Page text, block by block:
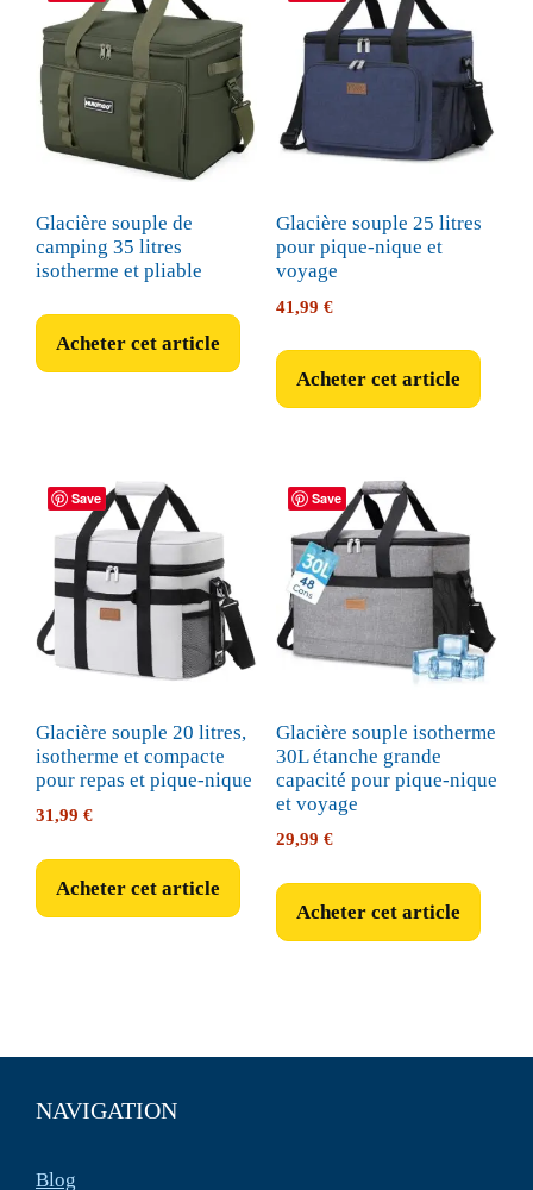
Glacière souple de
camping 35 litres
isotherme et pliable
Acheter cet article
Glacière souple 25 litres
pour pique-nique et
voyage
41,99 €
Acheter cet article
Save
Glacière souple 20 litres,
isotherme et compacte
pour repas et pique-nique
31,99 €
Acheter cet article
Save
Glacière souple isotherme
30L étanche grande
capacité pour pique-nique
et voyage
29,99 €
Acheter cet article
NAVIGATION
Blog